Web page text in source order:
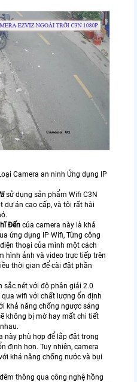
Camera an ninh Ứng dụng IP
sử dụng sản phẩm Wifi C3N
dự án cao cấp, và tôi rất hài
Đến của camera này là khả
ứng dụng IP Wifi, Từng công
thoại của mình một cách
hình ảnh và video trực tiếp trên
thời gian để cài đặt phần
sắc nét với độ phân giải 2.0
wifi với chất lượng ổn định
khả năng chống ngược sáng
không bị mờ hay mất chi tiết
này phù hợp để lắp đặt trong
định hơn. Tuy nhiên, camera
khả năng chống nước và bụi
thông qua công nghệ hồng